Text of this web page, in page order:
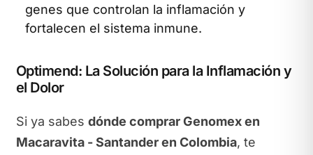
genes que controlan la inflamación y
fortalecen el sistema inmune.
Optimend: La Solución para la Inflamación y
el Dolor
Si ya sabes dónde comprar Genomex en
Macaravita - Santander en Colombia, te